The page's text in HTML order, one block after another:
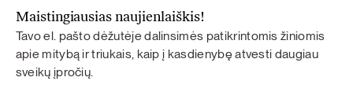
Maistingiausias naujienlaiškis!
Tavo el. pašto dėžutėje dalinsimės patikrintomis žiniomis
apie mitybą ir triukais, kaip į kasdienybę atvesti daugiau
sveikų įpročių.